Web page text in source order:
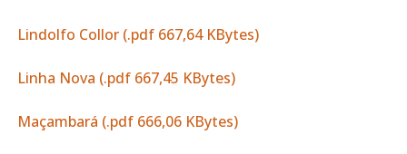
Lindolfo Collor (.pdf 667,64 KBytes)
Linha Nova (.pdf 667,45 KBytes)
Maçambará (.pdf 666,06 KBytes)